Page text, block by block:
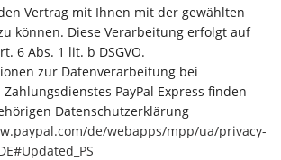
Vertrag mit Ihnen mit der gewählten
können. Diese Verarbeitung erfolgt auf
6 Abs. 1 lit. b DSGVO.
zur Datenverarbeitung bei
PayPal Express finden
Datenschutzerklärung
de/webapps/mpp/ua/privacy-